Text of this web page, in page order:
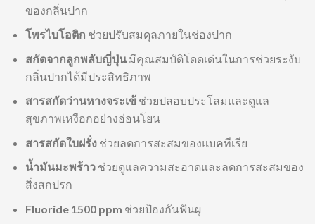
ของกลิ่นปาก
โพรไบโอติก ช่วยปรับสมดุลภายในช่องปาก
สกัดจากลูกพลับญี่ปุ่นมีคุณสมบัติโดดเด่นในการช่วยระงับ
กลิ่นปากได้มีประสิทธิภาพ
สารสกัดว่านหางจระเข้ช่วยปลอบประโลมและดูแล
สุขภาพเหงือกอย่างอ่อนโยน
สารสกัดใบฝรั่งช่วยลดการสะสมของแบคทีเรีย
น้ำมันมะพร้าวช่วยดูแลความสะอาดและลดการสะสมของ
สิ่งสกปรก
Fluoride 1500 ppm ช่วยป้องกันฟันผุ